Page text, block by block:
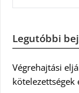
Legutóbbi
Végrehajtási
kötelezettségek